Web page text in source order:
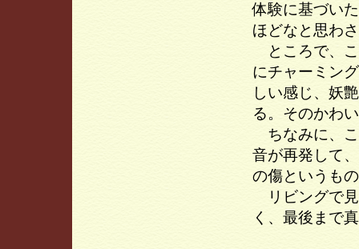
体験に基づい
ほどなと思わ
ところで、こ
にチャーミン
しい感じ、妖
る。そのかわ
ちなみに、こ
音が再発して
の傷というも
リビングで見
く、最後まで